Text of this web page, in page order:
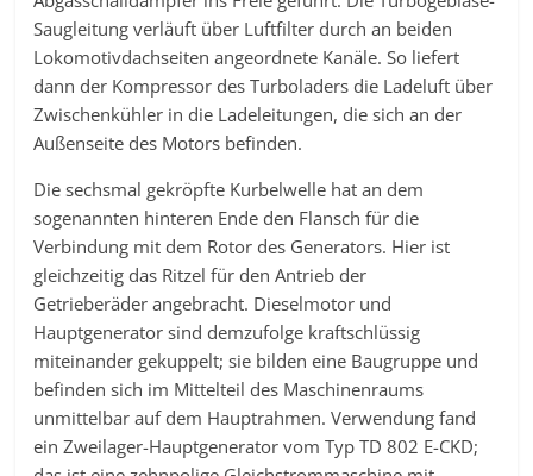
Saugleitung verläuft über Luftfilter durch an beiden
Lokomotivdachseiten angeordnete Kanäle. So liefert
dann der Kompressor des Turboladers die Ladeluft über
Zwischenkühler in die Ladeleitungen, die sich an der
Außenseite des Motors befinden.
Die sechsmal gekröpfte Kurbelwelle hat an dem
sogenannten hinteren Ende den Flansch für die
Verbindung mit dem Rotor des Generators. Hier ist
gleichzeitig das Ritzel für den Antrieb der
Getrieberäder angebracht. Dieselmotor und
Hauptgenerator sind demzufolge kraftschlüssig
miteinander gekuppelt; sie bilden eine Baugruppe und
befinden sich im Mittelteil des Maschinenraums
unmittelbar auf dem Hauptrahmen. Verwendung fand
ein Zweilager-Hauptgenerator vom Typ TD 802 E-CKD;